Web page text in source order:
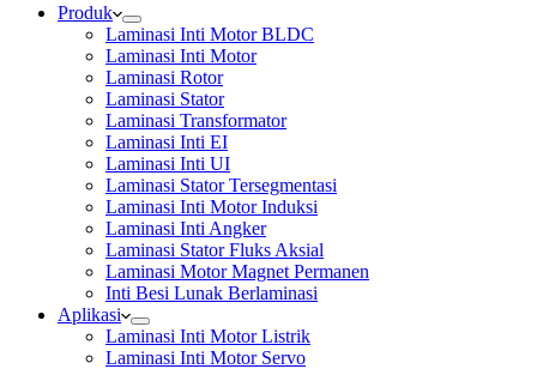
Produk
Laminasi Inti Motor BLDC
Laminasi Inti Motor
Laminasi Rotor
Laminasi Stator
Laminasi Transformator
Laminasi Inti EI
Laminasi Inti UI
Laminasi Stator Tersegmentasi
Laminasi Inti Motor Induksi
Laminasi Inti Angker
Laminasi Stator Fluks Aksial
Laminasi Motor Magnet Permanen
Inti Besi Lunak Berlaminasi
Aplikasi
Laminasi Inti Motor Listrik
Laminasi Inti Motor Servo